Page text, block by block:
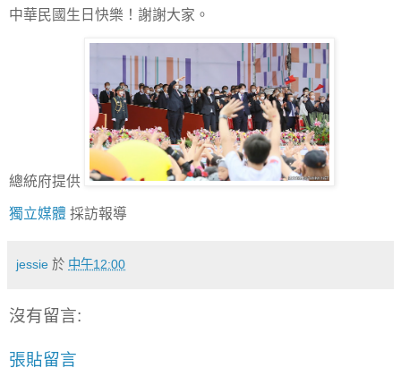
中華民國生日快樂！謝謝大家。
總統府提供
獨立媒體 採訪報導
jessie 於 中午12:00
沒有留言:
張貼留言